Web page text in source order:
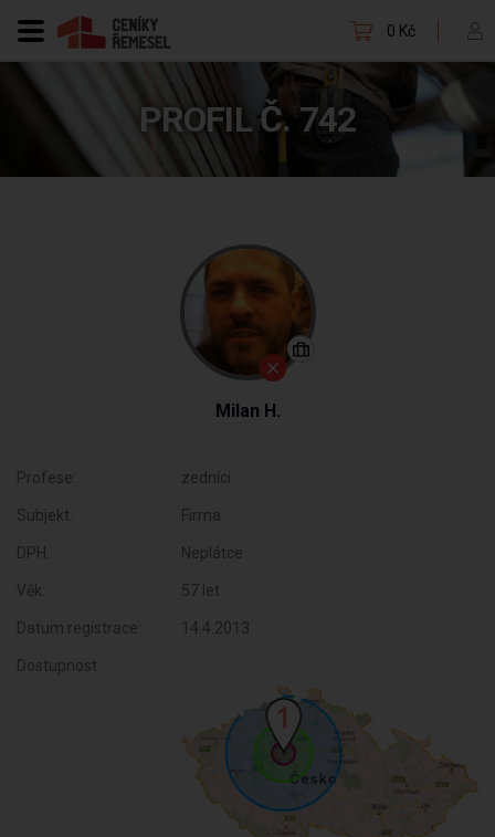
0 Kč
PROFIL Č. 742
Milan H.
Profese: zedníci
Subjekt: Firma
DPH: Neplátce
Věk: 57 let
Datum registrace: 14.4.2013
Dostupnost: